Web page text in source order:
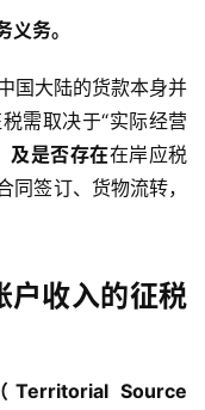
务。
国大陆的货款本身并
需取决于“实际经营
及是否存在在岸应税
签订、货物流转，
户收入的征税
Source